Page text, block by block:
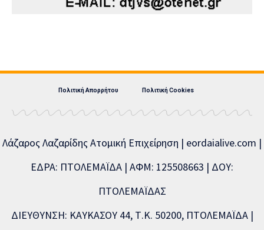
Πολιτική Απορρήτου Πολιτική Cookies
Λάζαρος Λαζαρίδης Ατομική Επιχείρηση | eordaialive.com |
ΕΔΡΑ: ΠΤΟΛΕΜΑΪΔΑ | ΑΦΜ: 125508663 | ΔΟΥ:
ΠΤΟΛΕΜΑΪΔΑΣ
ΔΙΕΥΘΥΝΣΗ: ΚΑΥΚΑΣΟΥ 44, Τ.Κ. 50200, ΠΤΟΛΕΜΑΪΔΑ |